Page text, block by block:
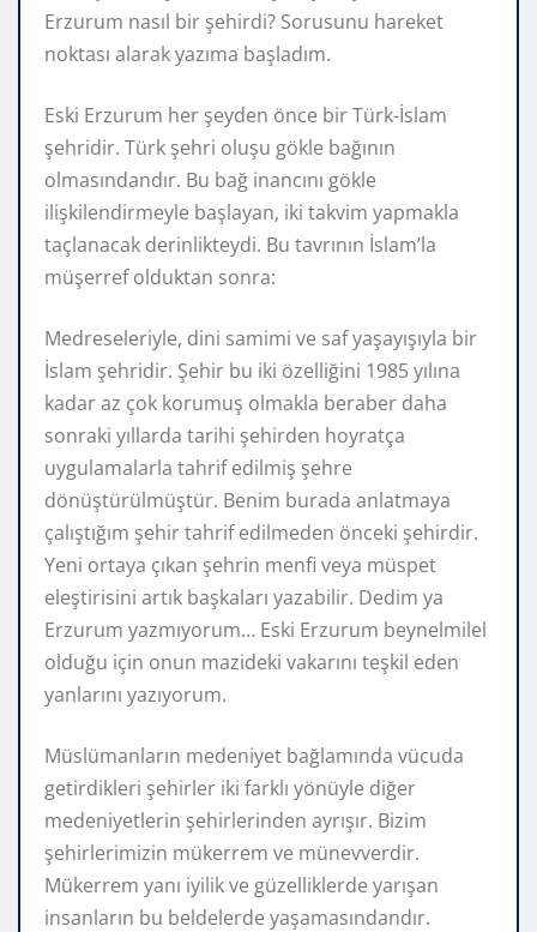
Erzurum nasıl bir şehirdi? Sorusunu hareket
noktası alarak yazıma başladım.
Eski Erzurum her şeyden önce bir Türk-İslam
şehridir. Türk şehri oluşu gökle bağının
olmasındandır. Bu bağ inancını gökle
ilişkilendirmeyle başlayan, iki takvim yapmakla
taçlanacak derinlikteydi. Bu tavrının İslam’la
müşerref olduktan sonra:
Medreseleriyle, dini samimi ve saf yaşayışıyla bir
İslam şehridir. Şehir bu iki özelliğini 1985 yılına
kadar az çok korumuş olmakla beraber daha
sonraki yıllarda tarihi şehirden hoyratça
uygulamalarla tahrif edilmiş şehre
dönüştürülmüştür. Benim burada anlatmaya
çalıştığım şehir tahrif edilmeden önceki şehirdir.
Yeni ortaya çıkan şehrin menfi veya müspet
eleştirisini artık başkaları yazabilir. Dedim ya
Erzurum yazmıyorum… Eski Erzurum beynelmilel
olduğu için onun mazideki vakarını teşkil eden
yanlarını yazıyorum.
Müslümanların medeniyet bağlamında vücuda
getirdikleri şehirler iki farklı yönüyle diğer
medeniyetlerin şehirlerinden ayrışır. Bizim
şehirlerimizin mükerrem ve münevverdir.
Mükerrem yanı iyilik ve güzelliklerde yarışan
insanların bu beldelerde yaşamasındandır.